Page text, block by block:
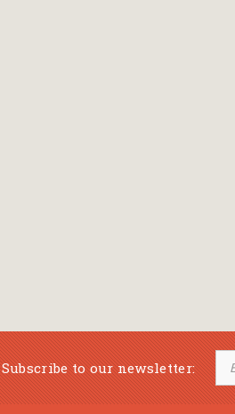
Subscribe to our newsletter: